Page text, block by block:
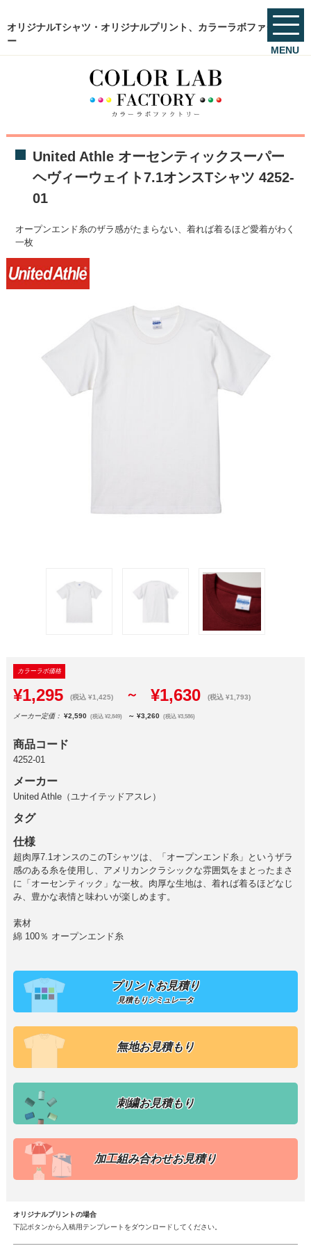
オリジナルTシャツ・オリジナルプリント、カラーラボファクトリ
ー
MENU
United Athle オーセンティックスーパー
ヘヴィーウェイト7.1オンスTシャツ 4252-
01
オープンエンド糸のザラ感がたまらない、着れば着るほど愛着がわく
一枚
カラーラボ価格
¥1,295 (税込 ¥1,425) ～ ¥1,630 (税込 ¥1,793)
メーカー定価： ¥2,590 (税込 ¥2,849) ～ ¥3,260 (税込 ¥3,586)
商品コード
4252-01
メーカー
United Athle（ユナイテッドアスレ）
タグ
仕様
超肉厚7.1オンスのこのTシャツは、「オープンエンド糸」というザラ
感のある糸を使用し、アメリカンクラシックな雰囲気をまとったまさ
に「オーセンティック」な一枚。肉厚な生地は、着れば着るほどなじ
み、豊かな表情と味わいが楽しめます。
素材
綿 100％ オープンエンド糸
プリントお見積り
見積もりシミュレータ
無地お見積もり
刺繍お見積もり
加工組み合わせお見積り
オリジナルプリントの場合
下記ボタンから入稿用テンプレートをダウンロードしてください。